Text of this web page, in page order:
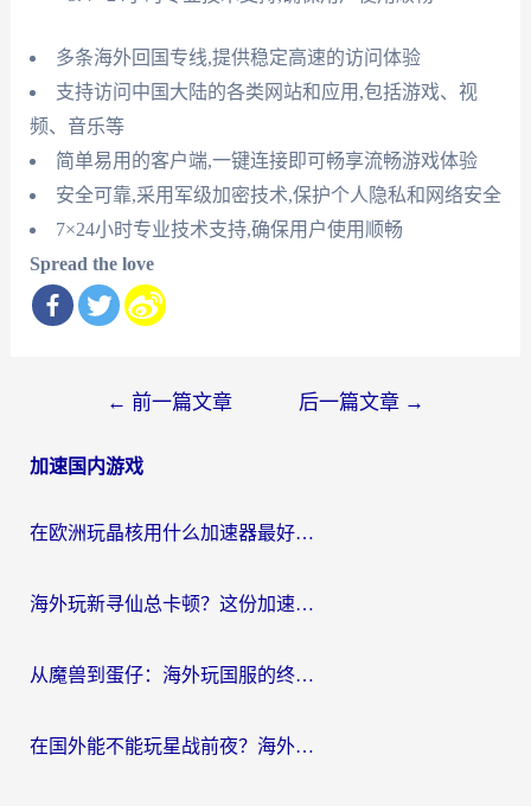
多条海外回国专线,提供稳定高速的访问体验
支持访问中国大陆的各类网站和应用,包括游戏、视
频、音乐等
简单易用的客户端,一键连接即可畅享流畅游戏体验
安全可靠,采用军级加密技术,保护个人隐私和网络安全
7×24小时专业技术支持,确保用户使用顺畅
Spread the love
导
← 前一篇文章 后一篇文章 →
加速国内游戏
在欧洲玩晶核用什么加速器最好呢？一个老玩家的真心话
海外玩新寻仙总卡顿？这份加速器选择指南让你秒回国服流畅体验
从魔兽到蛋仔：海外玩国服的终极加速指南，找到你的专属高速通道
在国外能不能玩星战前夜？海外党国服游戏不卡顿的秘密武器在这里